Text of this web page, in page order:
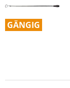
GÄNGIG